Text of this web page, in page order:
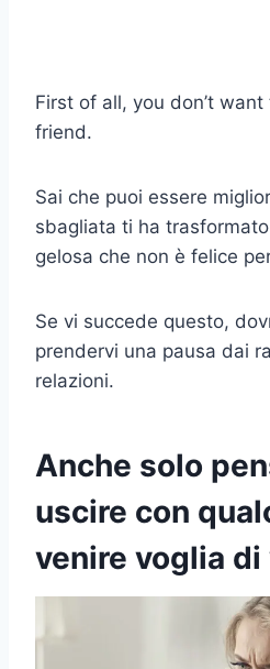
First of all, you don’t
friend.
Sai che puoi essere
sbagliata ti ha
gelosa che non è felice
Se vi succede questo,
prendervi una pausa dai
relazioni.
Anche solo
uscire con
venire voglia